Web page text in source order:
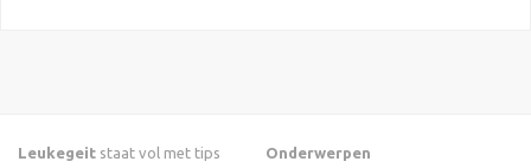
Leukegeit staat vol met tips
Onderwerpen